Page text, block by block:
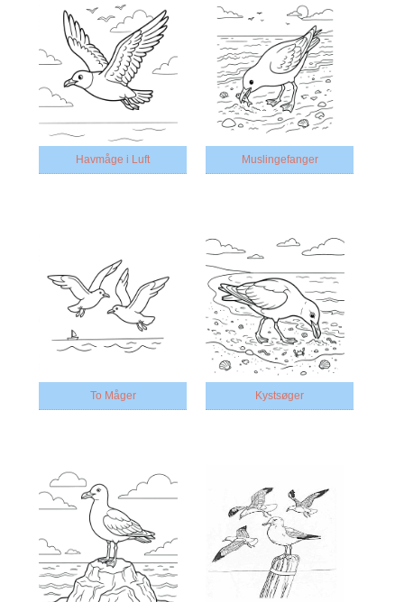
Havmåge i Luft Muslingefanger
To Måger Kystsøger